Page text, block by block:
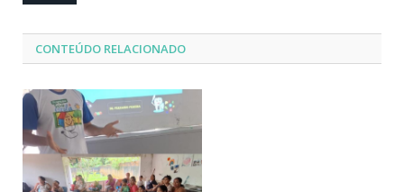
CONTEÚDO RELACIONADO